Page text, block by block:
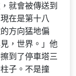
就會被傳送到
在是第十八
方向猛地偏
，世界。」他
到了停車塔三
子。不是撞